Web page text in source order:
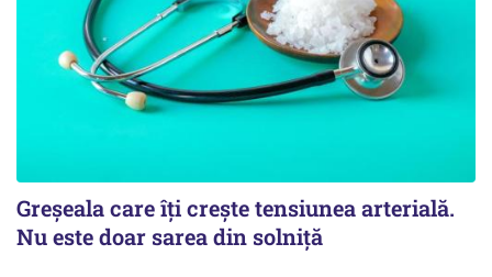
Greșeala care îți crește tensiunea arterială.
Nu este doar sarea din solniță